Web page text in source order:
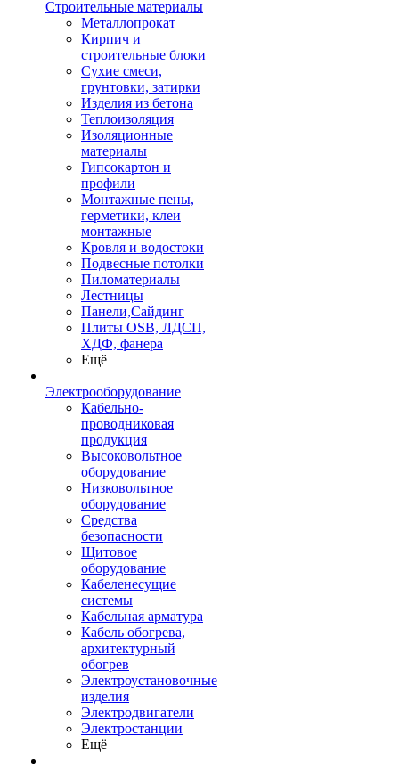
Строительные материалы
Металлопрокат
Кирпич и
строительные блоки
Сухие смеси,
грунтовки, затирки
Изделия из бетона
Теплоизоляция
Изоляционные
материалы
Гипсокартон и
профили
Монтажные пены,
герметики, клеи
монтажные
Кровля и водостоки
Подвесные потолки
Пиломатериалы
Лестницы
Панели,Сайдинг
Плиты OSB, ЛДСП,
ХДФ, фанера
Ещё
Электрооборудование
Кабельно-
проводниковая
продукция
Высоковольтное
оборудование
Низковольтное
оборудование
Средства
безопасности
Щитовое
оборудование
Кабеленесущие
системы
Кабельная арматура
Кабель обогрева,
архитектурный
обогрев
Электроустановочные
изделия
Электродвигатели
Электростанции
Ещё